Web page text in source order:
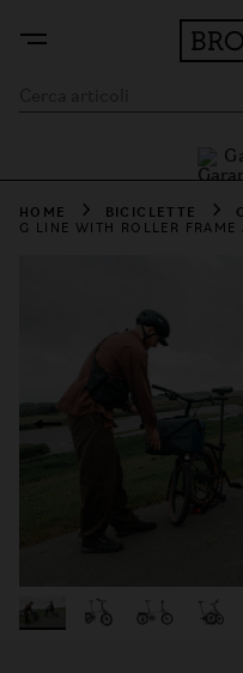
HOME BICICLETTE
G LINE WITH ROLLER